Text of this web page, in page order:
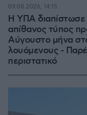
Η ΥΠΑ διαπίστωσε
απίθανος τύπος
Αύγουστο μήνα
λουόμενους -
περιστατικό
09.08.2026, 14:15